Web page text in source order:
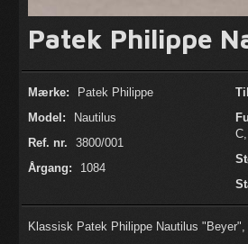
Patek Philippe
Mærke:
Patek Philippe
Model:
Nautilus
Ref. nr.
3800/001
Årgang:
1084
Klassisk Patek Philippe Nautilus